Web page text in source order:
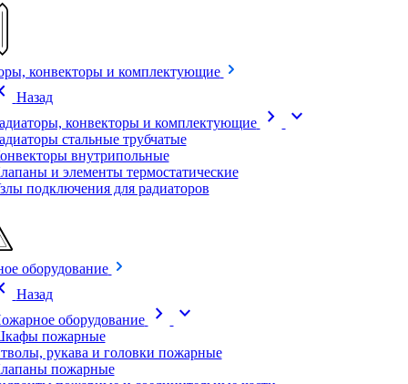
конвекторы и комплектующие
Назад
конвекторы и комплектующие
chevron_right expand_more
стальные трубчатые
внутрипольные
и элементы термостатические
подключения для радиаторов
оборудование
Назад
оборудование
chevron_right expand_more
пожарные
рукава и головки пожарные
пожарные